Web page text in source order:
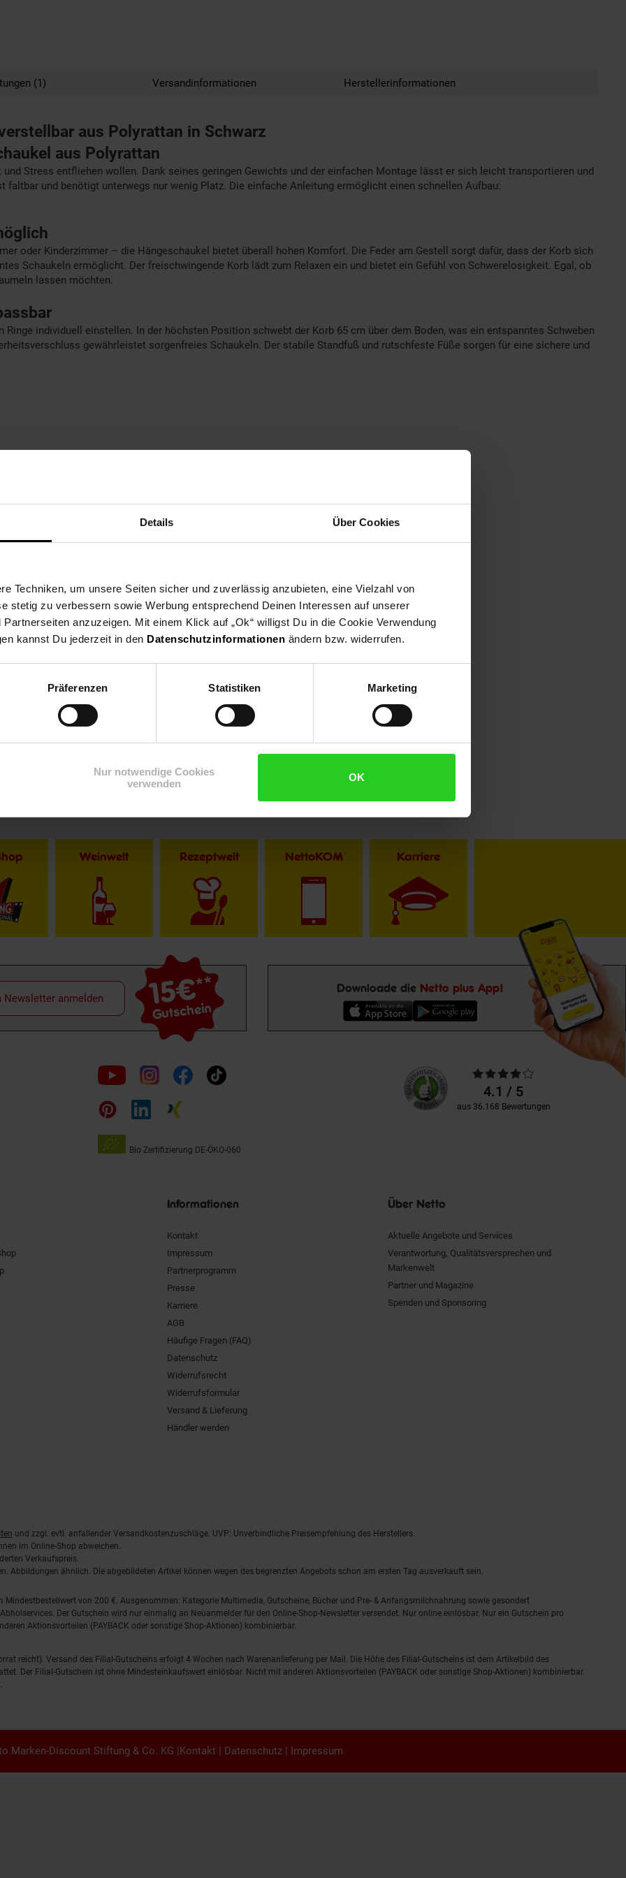
Details Über Cookies
Techniken, um unsere Seiten sicher und zuverlässig anzubieten, eine Vielzahl von
stetig zu verbessern sowie Werbung entsprechend Deinen Interessen auf unserer
anzuzeigen. Mit einem Klick auf „Ok“ willigst Du in die Cookie Verwendung
kannst Du jederzeit in den Datenschutzinformationen ändern bzw. widerrufen.
Präferenzen Statistiken Marketing
Nur notwendige Cookies
verwenden
OK
(1) Versandinformationen Herstellerinformationen
aus Polyrattan in Schwarz
aus Polyrattan
Stress entfliehen wollen. Dank seines geringen Gewichts und der einfachen Montage lässt er sich leicht transportieren und
faltbar und benötigt unterwegs nur wenig Platz. Die einfache Anleitung ermöglicht einen schnellen Aufbau:
oder Kinderzimmer – die Hängeschaukel bietet überall hohen Komfort. Die Feder am Gestell sorgt dafür, dass der Korb sich
Schaukeln ermöglicht. Der freischwingende Korb lädt zum Relaxen ein und bietet ein Gefühl von Schwerelosigkeit. Egal, ob
lassen möchten.
individuell einstellen. In der höchsten Position schwebt der Korb 65 cm über dem Boden, was ein entspanntes Schweben
gewährleistet sorgenfreies Schaukeln. Der stabile Standfuß und rutschfeste Füße sorgen für eine sichere und
Komfort
des Korbs befestigt
zu transportieren
Weinwelt Rezeptwelt NettoKOM Karriere
15€**
Gutschein
Newsletter anmelden
Downloade die Netto plus App!
Folge
uns
auf
Bio Zertifizierung DE-ÖKO-060
Unsere
Kundenbewertungen
Durchschnittliche
Bewertungen4.1 / 5
aus 36.168 Bewertungen
Informationen
Kontakt
Impressum
Partnerprogramm
Presse
Karriere
AGB
Häufige Fragen (FAQ)
Datenschutz
Widerrufsrecht
Widerrufsformular
Versand & Lieferung
Händler werden
Über Netto
Aktuelle Angebote und Services
Verantwortung, Qualitätsversprechen und
Markenwelt
Partner und Magazine
Spenden und Sponsoring
und zzgl. evtl. anfallender Versandkostenzuschläge. UVP: Unverbindliche Preisempfehlung des Herstellers.
im Online-Shop abweichen.
Verkaufspreis.
Abbildungen ähnlich. Die abgebildeten Artikel können wegen des begrenzten Angebots schon am ersten Tag ausverkauft sein.
von 200 €. Ausgenommen: Kategorie Multimedia, Gutscheine, Bücher und Pre- & Anfangsmilchnahrung sowie gesondert
Der Gutschein wird nur einmalig an Neuanmelder für den Online-Shop-Newsletter versendet. Nur online einlösbar. Nur ein Gutschein pro
Aktionsvorteilen (PAYBACK oder sonstige Shop-Aktionen) kombinierbar.
reicht). Versand des Filial-Gutscheins erfolgt 4 Wochen nach Warenanlieferung per Mail. Die Höhe des Filial-Gutscheins ist dem Artikelbild des
Der Filial-Gutschein ist ohne Mindesteinkaufswert einlösbar. Nicht mit anderen Aktionsvorteilen (PAYBACK oder sonstige Shop-Aktionen) kombinierbar.
Marken-Discount Stiftung & Co. KG |Kontakt | Datenschutz| Impressum